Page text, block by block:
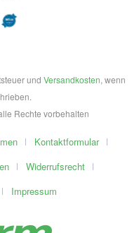
und Versandkosten, wenn
Rechte vorbehalten
Kontaktformular
Widerrufsrecht
Impressum